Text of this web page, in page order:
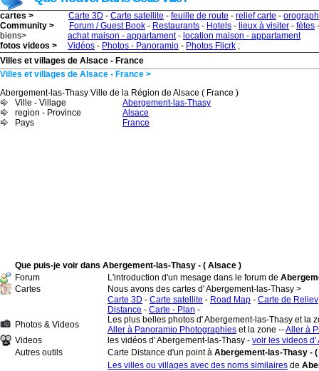
cartes > Carte 3D - Carte satellite - feuille de route - relief carte -
Community >
Forum / Guest Book - Restaurants - Hotels - lieux à visiter - fètes
biens>
achat maison - appartament- location maison - appartament
fotos videos >
Vidéos - Photos - Panoramio - Photos Flicrk ;
Villes et villages de Alsace - France
Villes et villages de Alsace - France >
Abergement-las-Thasy Ville de la Région de Alsace ( France )
Ville - Village
Abergement-las-Thasy
region - Province
Alsace
Pays
France
Que puis-je voir dans Abergement-las-Thasy - ( Alsace )
Forum
L'introduction d'un mesage dans le forum de
Cartes
Nous avons des cartes d' Abergement-las-Thasy >
Carte 3D - Carte satellite - Road Map - Carte de Reliev
Distance - Carte - Plan -
Photos & Videos
Les plus belles photos d' Abergement-las-Thasy et la
Aller à Panoramio Photographies et la zone --Aller à
Videos
les vidéos d' Abergement-las-Thasy - voir les videos d'
Autres outils
Carte Distance d'un point à Abergement-las-Thasy -
Les villes ou villages avec des noms similaires de